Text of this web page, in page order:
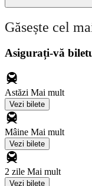
Găsește cel
Asigurați-vă
Astăzi Mai mult
Vezi bilete
Mâine Mai mult
Vezi bilete
2 zile Mai mult
Vezi bilete